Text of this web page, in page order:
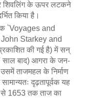
शिवलिंग के ऊपर लटकने
किया है।
`Voyages and
Starkey and
की गई है) में सन्
बाद) आगरा के जन-
ताजमहल के निर्माण
दृढ़तापूर्वक यह
से 1653 तक ताज का